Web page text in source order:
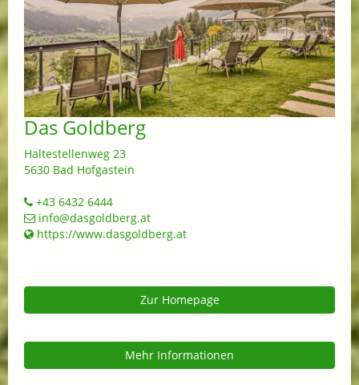
Das Goldberg
Haltestellenweg 23
5630 Bad Hofgastein
+43 6432 6444
info@dasgoldberg.at
https://www.dasgoldberg.at
Zur Homepage
Mehr Informationen